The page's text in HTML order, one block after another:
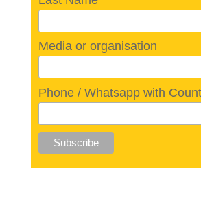
Media or organisation
Phone / Whatsapp with